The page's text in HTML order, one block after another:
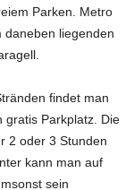
Parken. Metro
daneben liegenden
findet man
gratis Parkplatz. Die
2 oder 3 Stunden
kann man auf
sein